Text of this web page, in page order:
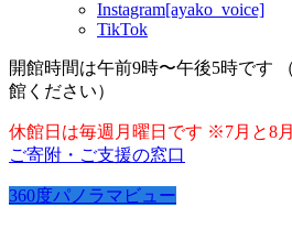
Instagram[ayako_voice]
TikTok
開館時間は午前9時〜午後5時です
館ください）
休館日は毎週月曜日です ※7月と8
ご寄附・ご支援の窓口
360度パノラマビュー